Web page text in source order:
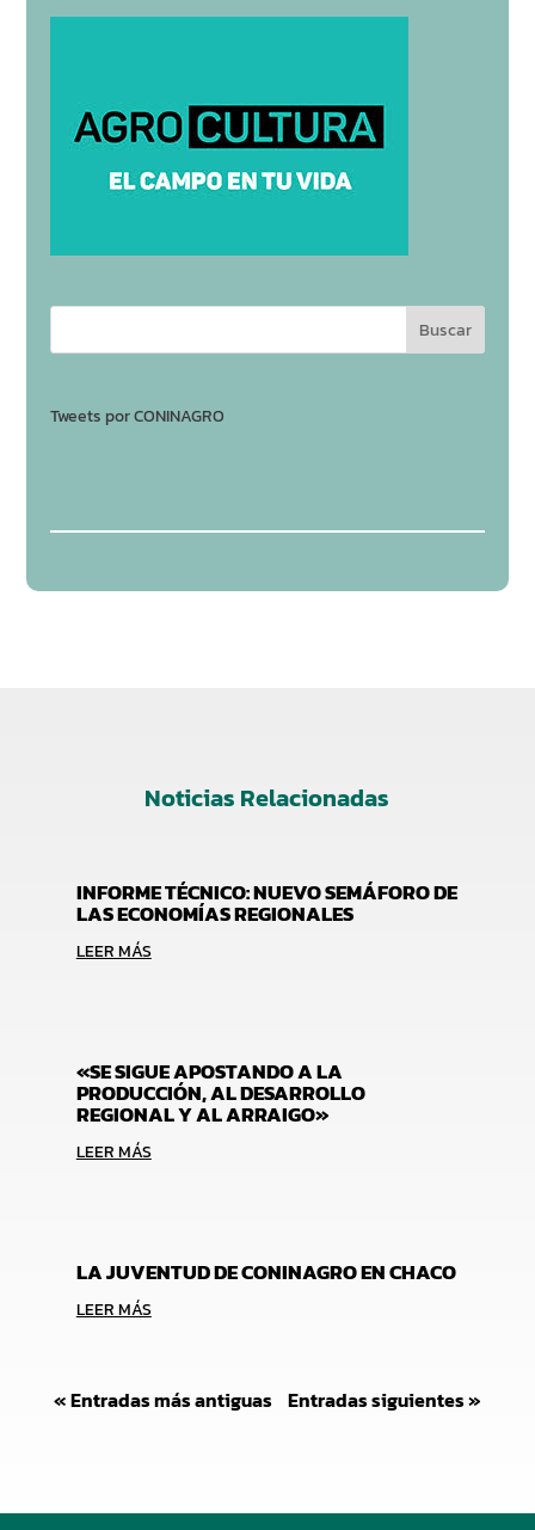
Tweets por CONINAGRO
Noticias Relacionadas
INFORME TÉCNICO: NUEVO SEMÁFORO DE
LAS ECONOMÍAS REGIONALES
LEER MÁS
«SE SIGUE APOSTANDO A LA
PRODUCCIÓN, AL DESARROLLO
REGIONAL Y AL ARRAIGO»
LEER MÁS
LA JUVENTUD DE CONINAGRO EN CHACO
LEER MÁS
« Entradas más antiguas Entradas siguientes »